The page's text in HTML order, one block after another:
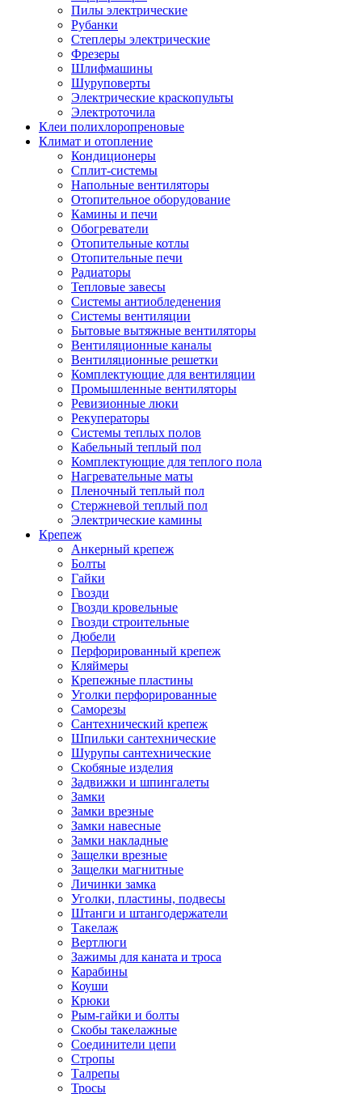
Пилы электрические
Рубанки
Степлеры электрические
Фрезеры
Шлифмашины
Шуруповерты
Электрические краскопульты
Электроточила
Клеи полихлоропреновые
Климат и отопление
Кондиционеры
Сплит-системы
Напольные вентиляторы
Отопительное оборудование
Камины и печи
Обогреватели
Отопительные котлы
Отопительные печи
Радиаторы
Тепловые завесы
Системы антиобледенения
Системы вентиляции
Бытовые вытяжные вентиляторы
Вентиляционные каналы
Вентиляционные решетки
Комплектующие для вентиляции
Промышленные вентиляторы
Ревизионные люки
Рекуператоры
Системы теплых полов
Кабельный теплый пол
Комплектующие для теплого пола
Нагревательные маты
Пленочный теплый пол
Стержневой теплый пол
Электрические камины
Крепеж
Анкерный крепеж
Болты
Гайки
Гвозди
Гвозди кровельные
Гвозди строительные
Дюбели
Перфорированный крепеж
Кляймеры
Крепежные пластины
Уголки перфорированные
Саморезы
Сантехнический крепеж
Шпильки сантехнические
Шурупы сантехнические
Скобяные изделия
Задвижки и шпингалеты
Замки
Замки врезные
Замки навесные
Замки накладные
Защелки врезные
Защелки магнитные
Личинки замка
Уголки, пластины, подвесы
Штанги и штангодержатели
Такелаж
Вертлюги
Зажимы для каната и троса
Карабины
Коуши
Крюки
Рым-гайки и болты
Скобы такелажные
Соединители цепи
Стропы
Талрепы
Тросы